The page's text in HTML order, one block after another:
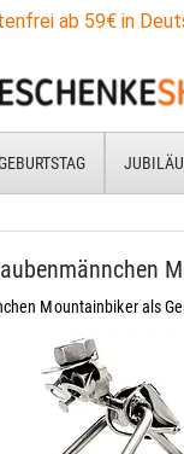
ab 59€ in
Mountainbiker als